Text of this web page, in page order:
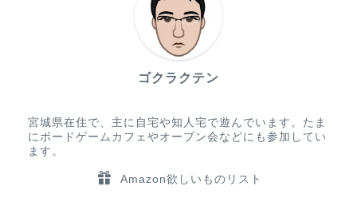
ゴクラクテン
宮城県在住で、主に自宅や知人宅で遊んでいます。たま
にボードゲームカフェやオープン会などにも参加してい
ます。
Amazon欲しいものリスト